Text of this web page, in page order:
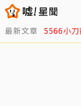
最新文章 5566小